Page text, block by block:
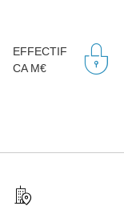
EFFECTIF
CA M€